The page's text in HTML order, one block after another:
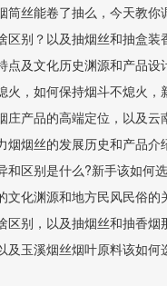
筒丝能卷了抽么，今天教
区别？以及抽烟丝和抽盒装
点及文化历史渊源和产品
火，如何保持烟斗不熄火
庄产品的高端定位，以及云
烟烟丝的发展历史和产品
和区别是什么?新手该如何
文化渊源和地方民风民俗的
区别，以及抽烟丝和抽香烟
及玉溪烟丝烟叶原料该如何